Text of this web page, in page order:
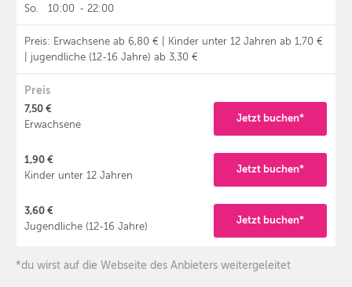
So.
10:00 - 22:00
Preis: Erwachsene ab 6,80 € | Kinder unter 12 Jahren ab 1,70 €
| jugendliche (12-16 Jahre) ab 3,30 €
Preis
7,50 €
Erwachsene
Jetzt buchen*
1,90 €
Kinder unter 12 Jahren
Jetzt buchen*
3,60 €
Jugendliche (12-16 Jahre)
Jetzt buchen*
*du wirst auf die Webseite des Anbieters weitergeleitet